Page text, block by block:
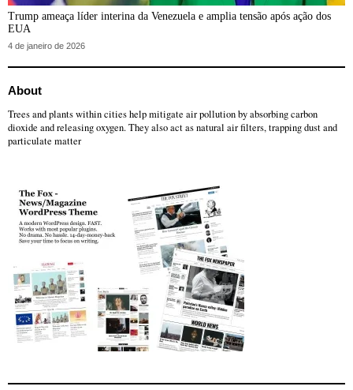
Trump ameaça líder interina da Venezuela e amplia tensão após ação dos
EUA
4 de janeiro de 2026
About
Trees and plants within cities help mitigate air pollution by absorbing carbon
dioxide and releasing oxygen. They also act as natural air filters, trapping dust and
particulate matter